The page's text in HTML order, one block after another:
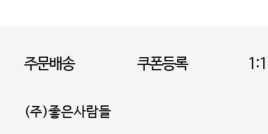
주문배송 쿠폰등록
(주)좋은사람들